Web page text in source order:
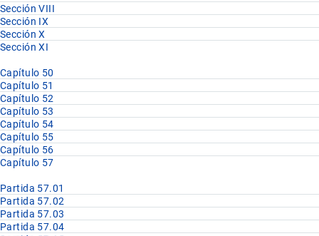
Sección VIII
Sección IX
Sección X
Sección XI
Capítulo 50
Capítulo 51
Capítulo 52
Capítulo 53
Capítulo 54
Capítulo 55
Capítulo 56
Capítulo 57
Partida 57.01
Partida 57.02
Partida 57.03
Partida 57.04